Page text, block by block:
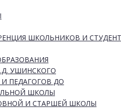
ШКОЛЬНИКОВ И
УШИНСКОГО
ПЕДАГОГОВ ДО
ШКОЛЫ
И СТАРШЕЙ ШКОЛЫ